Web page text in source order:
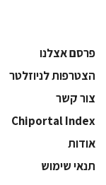
פרסם אצלנו
הצטרפות לניוזלטר
צור קשר
Chiportal Index
אודות
תנאי שימוש